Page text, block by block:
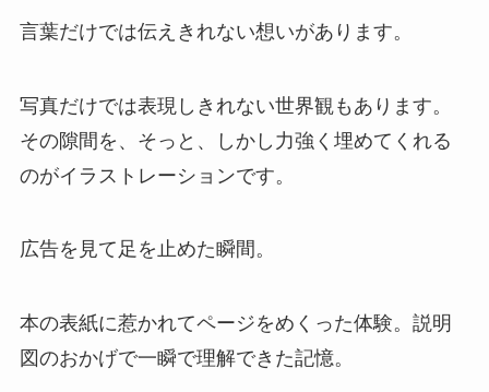
言葉だけでは伝えきれない想いがあります。
写真だけでは表現しきれない世界観もあります。
その隙間を、そっと、しかし力強く埋めてくれる
のがイラストレーションです。
広告を見て足を止めた瞬間。
本の表紙に惹かれてページをめくった体験。説明
図のおかげで一瞬で理解できた記憶。